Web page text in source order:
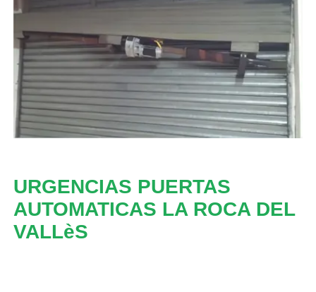
URGENCIAS PUERTAS
AUTOMATICAS LA ROCA DEL
VALLèS